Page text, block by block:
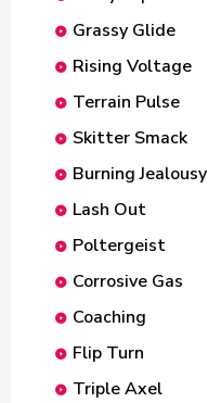
Grassy Glide
Rising Voltage
Terrain Pulse
Skitter Smack
Burning Jealousy
Lash Out
Poltergeist
Corrosive Gas
Coaching
Flip Turn
Triple Axel